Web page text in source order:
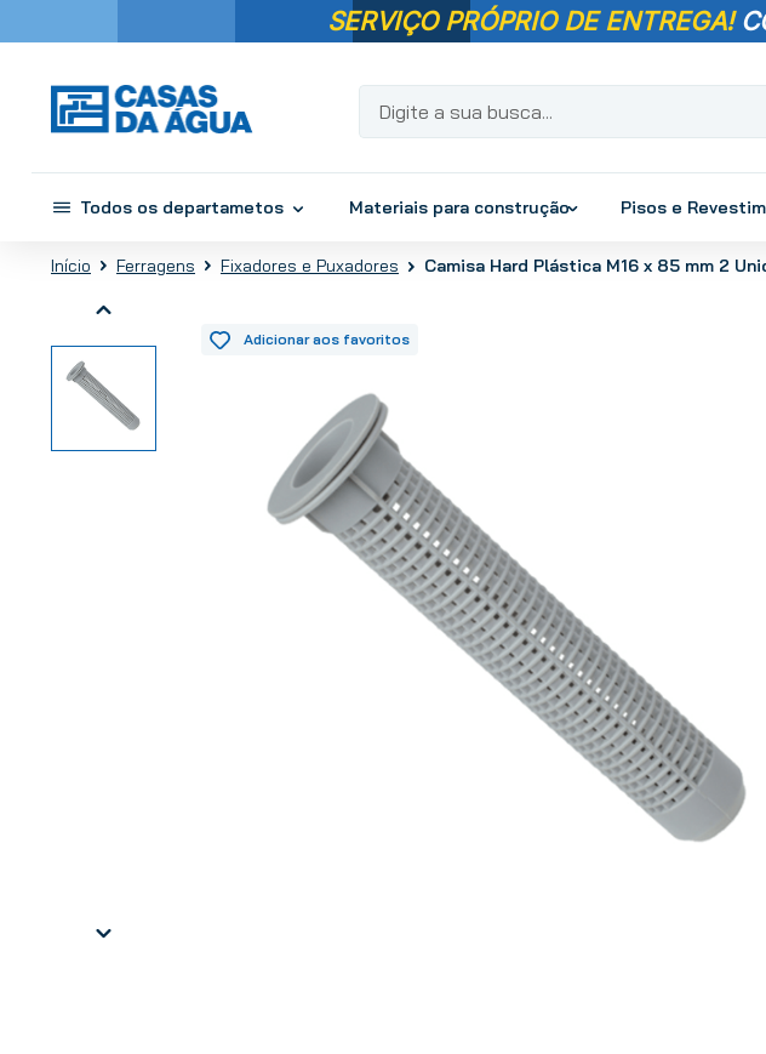
SERVIÇO PRÓPRIO DE ENTREGA!
Digite a sua busca...
Todos os departametos Materiais para construção Pisos e
Ferragens Fixadores e Puxadores Camisa Hard Plástica M16 x 85 mm 2